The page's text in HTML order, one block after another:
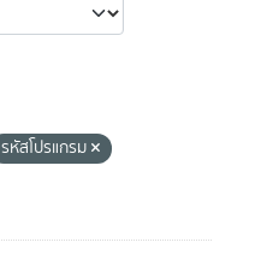
รหัสโปรแกรม